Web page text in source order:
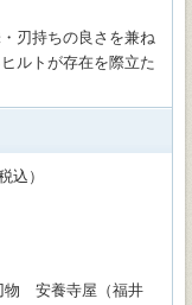
刃持ちの良さを兼ね
ルトが存在を際立た
込）
物 安養寺屋（福井